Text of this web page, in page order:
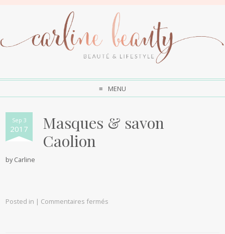
MENU
Sep 3
2017
Masques & savon
Caolion
byCarline
Posted in | Commentaires fermés